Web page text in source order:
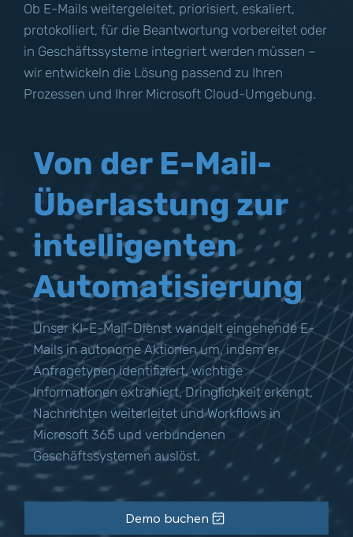
Ob E-Mails weitergeleitet, priorisiert, eskaliert,
protokolliert, für die Beantwortung vorbereitet oder
in Geschäftssysteme integriert werden müssen –
wir entwickeln die Lösung passend zu Ihren
Prozessen und Ihrer Microsoft Cloud-Umgebung.
Von der E-Mail-
Überlastung zur
intelligenten
Automatisierung
Unser KI-E-Mail-Dienst wandelt eingehende E-
Mails in autonome Aktionen um, indem er
Anfragetypen identifiziert, wichtige
Informationen extrahiert, Dringlichkeit erkennt,
Nachrichten weiterleitet und Workflows in
Microsoft 365 und verbundenen
Geschäftssystemen auslöst.
Demo buchen